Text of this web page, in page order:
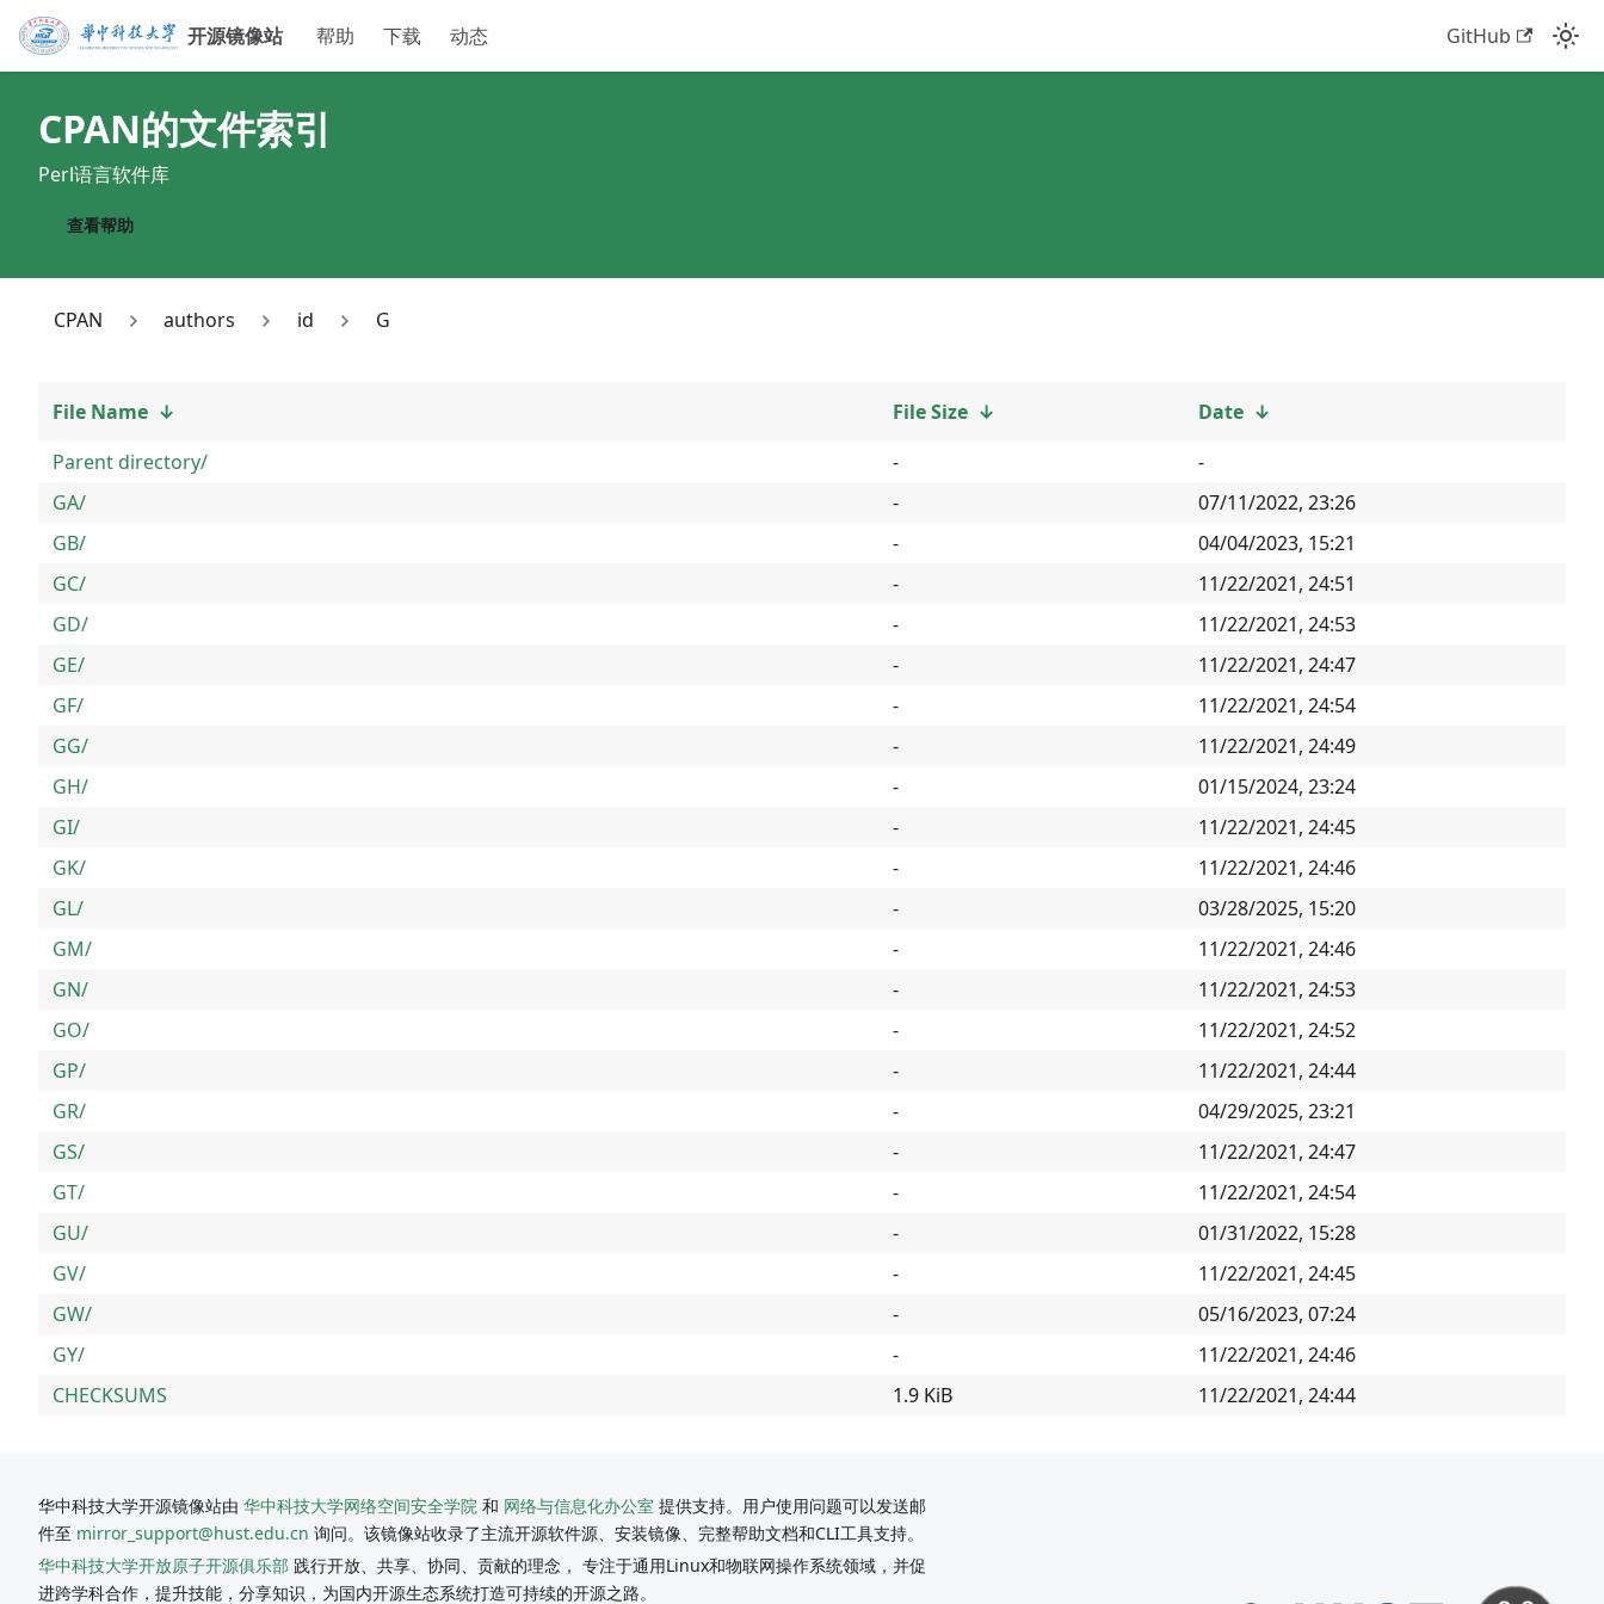
开源镜像站 帮助 下载 动态 GitHub
CPAN的文件索引
Perl语言软件库
查看帮助
CPAN authors id G
File Name ↓ File Size ↓ Date ↓
Parent directory/
-
-
GA/
-
07/11/2022, 23:26
GB/
-
04/04/2023, 15:21
GC/
-
11/22/2021, 24:51
GD/
-
11/22/2021, 24:53
GE/
-
11/22/2021, 24:47
GF/
-
11/22/2021, 24:54
GG/
-
11/22/2021, 24:49
GH/
-
01/15/2024, 23:24
GI/
-
11/22/2021, 24:45
GK/
-
11/22/2021, 24:46
GL/
-
03/28/2025, 15:20
GM/
-
11/22/2021, 24:46
GN/
-
11/22/2021, 24:53
GO/
-
11/22/2021, 24:52
GP/
-
11/22/2021, 24:44
GR/
-
04/29/2025, 23:21
GS/
-
11/22/2021, 24:47
GT/
-
11/22/2021, 24:54
GU/
-
01/31/2022, 15:28
GV/
-
11/22/2021, 24:45
GW/
-
05/16/2023, 07:24
GY/
-
11/22/2021, 24:46
CHECKSUMS
1.9 KiB 11/22/2021, 24:44
华中科技大学开源镜像站由 华中科技大学网络空间安全学院 和 网络与信息化办公室 提供支持。用户使用问题可以发送邮
件至 mirror_support@hust.edu.cn 询问。该镜像站收录了主流开源软件源、安装镜像、完整帮助文档和CLI工具支持。
华中科技大学开放原子开源俱乐部 践行开放、共享、协同、贡献的理念， 专注于通用Linux和物联网操作系统领域，并促
进跨学科合作，提升技能，分享知识，为国内开源生态系统打造可持续的开源之路。